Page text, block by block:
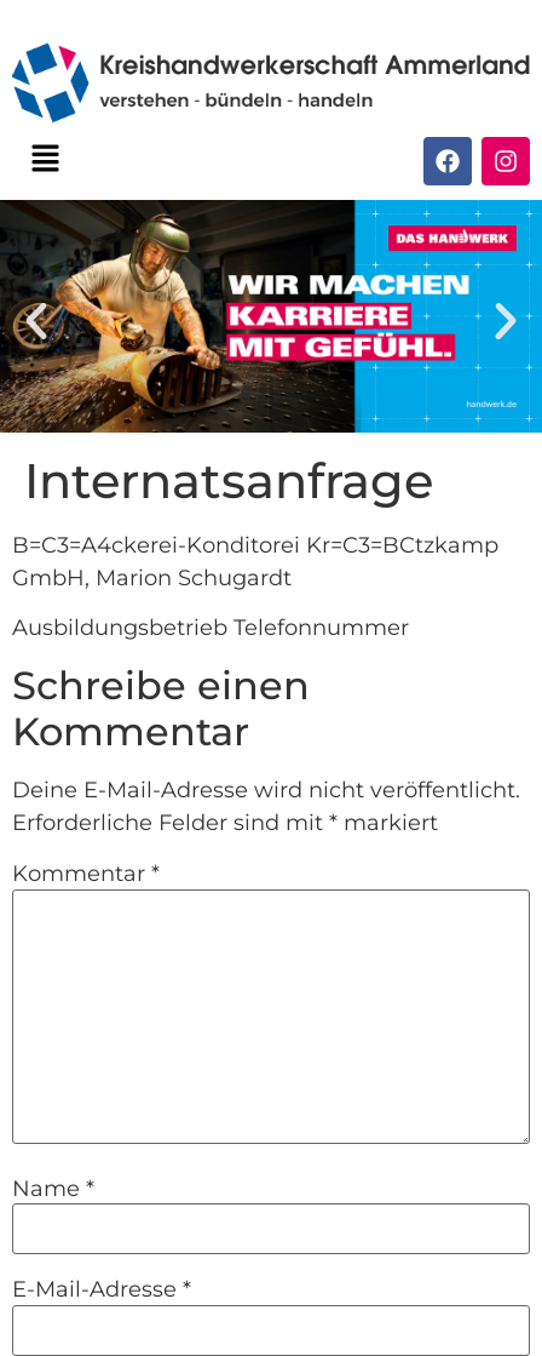
Internatsanfrage
B=C3=A4ckerei-Konditorei Kr=C3=BCtzkamp
GmbH, Marion Schugardt
Ausbildungsbetrieb Telefonnummer
Schreibe einen
Kommentar
Deine E-Mail-Adresse wird nicht veröffentlicht.
Erforderliche Felder sind mit * markiert
Kommentar *
Name *
E-Mail-Adresse *